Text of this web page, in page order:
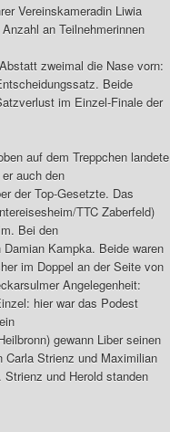
Vereinskameradin Liwia
an Teilnehmerinnen
zweimal die Nase vorn:
Beide
im Einzel-Finale der
auf dem Treppchen landete
auch den
der Top-Gesetzte. Das
TTC Zaberfeld)
Bei den
Kampka. Beide waren
im Doppel an der Seite von
Angelegenheit:
hier war das Podest
gewann Liber seinen
Strienz und Maximilian
und Herold standen